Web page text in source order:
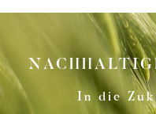
In die